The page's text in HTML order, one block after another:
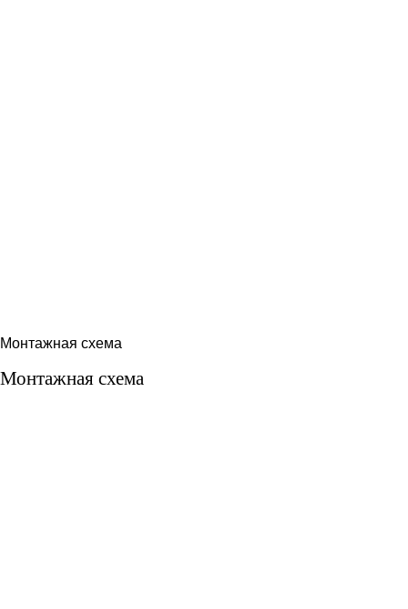
Монтажная схема
Монтажная схема